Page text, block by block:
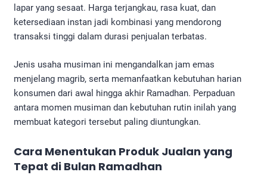
lapar yang sesaat. Harga terjangkau, rasa kuat, dan
ketersediaan instan jadi kombinasi yang mendorong
transaksi tinggi dalam durasi penjualan terbatas.
Jenis usaha musiman ini mengandalkan jam emas
menjelang magrib, serta memanfaatkan kebutuhan harian
konsumen dari awal hingga akhir Ramadhan. Perpaduan
antara momen musiman dan kebutuhan rutin inilah yang
membuat kategori tersebut paling diuntungkan.
Cara Menentukan Produk Jualan yang
Tepat di Bulan Ramadhan